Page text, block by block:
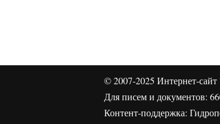
© 2007-2025 Интернет-
Для писем и документов:
Контент-поддержка: